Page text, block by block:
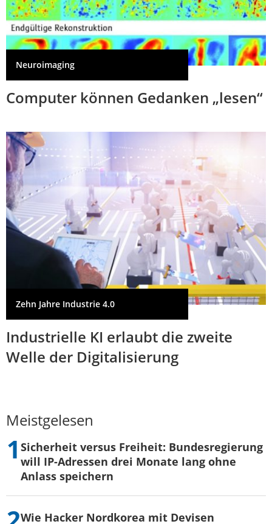
Neuroimaging
Computer können Gedanken „lesen“
Zehn Jahre Industrie 4.0
Industrielle KI erlaubt die zweite
Welle der Digitalisierung
Meistgelesen
Sicherheit versus Freiheit: Bundesregierung
will IP-Adressen drei Monate lang ohne
Anlass speichern
Wie Hacker Nordkorea mit Devisen